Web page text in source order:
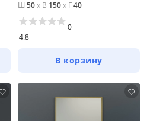
Ш 50x В 150x Г40
4.8
0
В корзину